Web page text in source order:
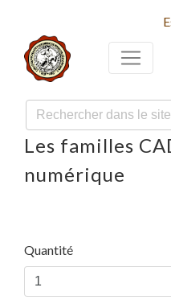
Les familles
numérique
Quantité